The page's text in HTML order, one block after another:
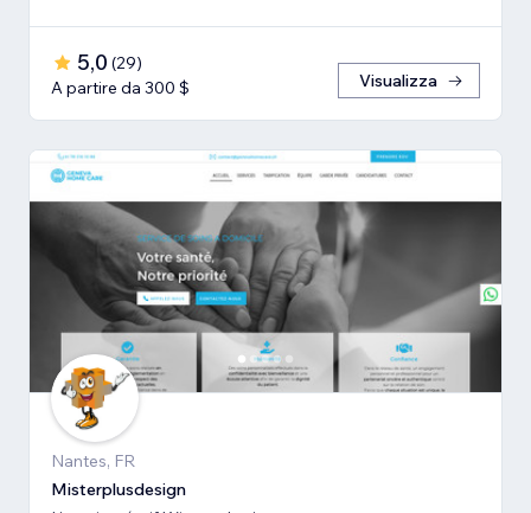
5,0 (29)
A partire da 300 $
Visualizza
Nantes, FR
Misterplusdesign